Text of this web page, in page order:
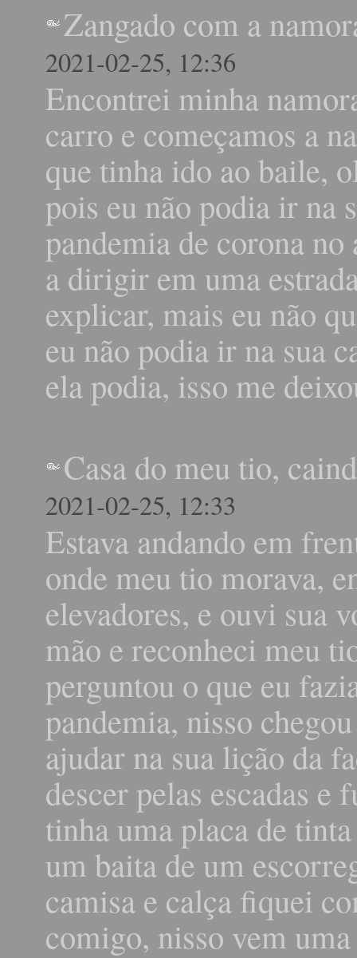
Zangado com a
2021-02-25, 12:36
Encontrei minha
carro e começamos a
que tinha ido ao baile,
pois eu não podia ir na
pandemia de corona
a dirigir em uma
explicar, mais eu não
eu não podia ir na sua
ela podia, isso me
Casa do meu tio,
2021-02-25, 12:33
Estava andando em
onde meu tio morava,
elevadores, e ouvi sua
mão e reconheci meu
perguntou o que eu
pandemia, nisso
ajudar na sua lição da
descer pelas escadas e
tinha uma placa de
um baita de um
camisa e calça fiquei
comigo, nisso vem